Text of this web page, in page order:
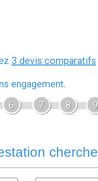
3 devis comparatifs
engagement.
6 7 8 9